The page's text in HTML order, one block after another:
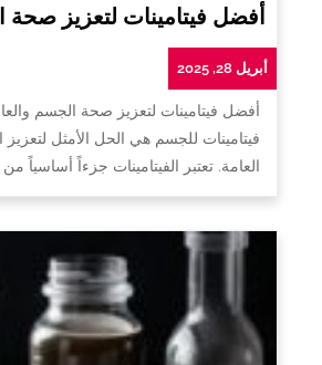
أفضل فيتامينات لتعزيز صحة
أبريل 28, 2025
أفضل فيتامينات لتعزيز صحة الجسم
فيتامينات للجسم هي الحل الأمثل لتعزيز
العامة. تعتبر الفيتامينات جزءاً أساسياً